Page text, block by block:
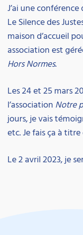
J’ai une
Le Silence des
maison d’accueil
association est
Hors Normes.
Les 24 et 25 mars
l’association Notre
jours, je vais
etc. Je fais ça à
Le 2 avril 2023, je